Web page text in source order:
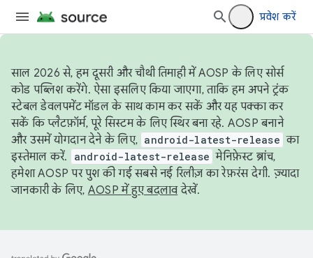
प्रवेश करें
साल 2026 से, हम दूसरी और चौथी तिमाही में AOSP के लिए सोर्स
कोड पब्लिश करेंगे. ऐसा इसलिए किया जाएगा, ताकि हम अपने ट्रंक
स्टेबल डेवलपमेंट मॉडल के साथ काम कर सकें और यह पक्का कर
सकें कि प्लैटफ़ॉर्म, पूरे सिस्टम के लिए स्थिर बना रहे. AOSP बनाने
और उसमें योगदान देने के लिए, android-latest-release का
इस्तेमाल करें.
android-latest-release मेनिफ़ेस्ट ब्रांच,
हमेशा AOSP पर पुश की गई सबसे नई रिलीज़ का रेफ़रंस देगी. ज़्यादा
जानकारी के लिए, AOSP में हुए बदलावदेखें.